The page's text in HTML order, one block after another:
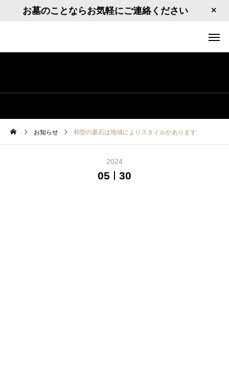
お墓のことならお気軽にご連絡ください
お知らせ 和型の墓石は地域によりスタイルがあります
2024
05 30